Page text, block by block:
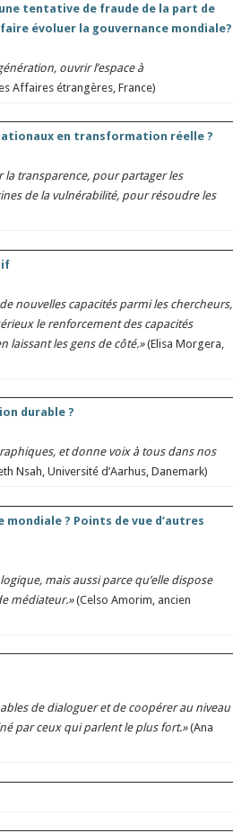
tentative de fraude de la part de
évoluer la gouvernance mondiale?
ouvrir l’espace à
Affaires étrangères, France)
en transformation réelle ?
la transparence, pour partager les
de la vulnérabilité, pour résoudre les
nouvelles capacités parmi les chercheurs,
le renforcement des capacités
laissant les gens de côté.»(Elisa Morgera,
durable ?
et donne voix à tous dans nos
Nsah, Université d’Aarhus, Danemark)
mondiale ? Points de vue d’autres
mais aussi parce qu’elle dispose
médiateur.»(Celso Amorim, ancien
de dialoguer et de coopérer au niveau
par ceux qui parlent le plus fort.»(Ana